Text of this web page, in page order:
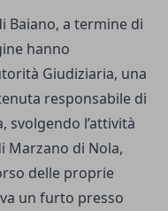
Baiano, a termine di
hanno
Giudiziaria, una
responsabile di
svolgendo l’attività
Marzano di Nola,
delle proprie
un furto presso